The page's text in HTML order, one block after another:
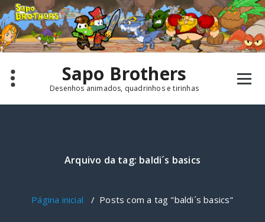
Pular
para
o
conteúdo
Sapo Brothers
Desenhos animados, quadrinhos e tirinhas
Arquivo da tag: baldi´s basics
Página inicial / Posts com a tag "baldi´s basics"